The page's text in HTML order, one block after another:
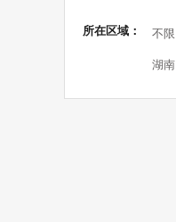
所在区域： 不限
湖南